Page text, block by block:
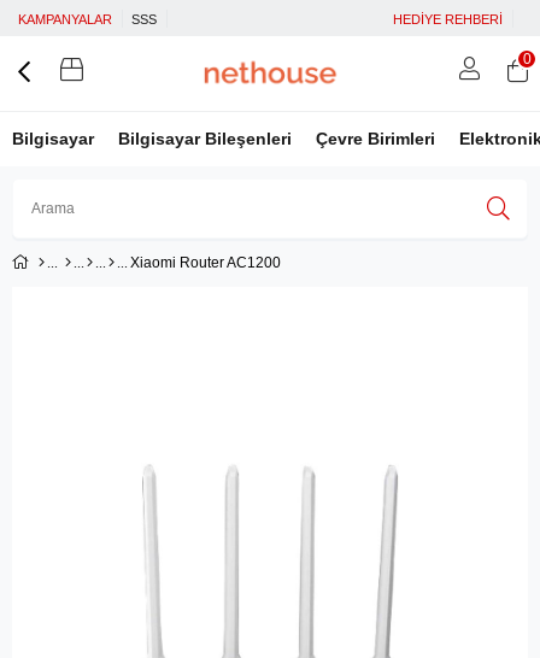
KAMPANYALAR SSS HEDİYE REHBERİ
Bilgisayar Bilgisayar Bileşenleri Çevre Birimleri
0
Xiaomi Router AC1200